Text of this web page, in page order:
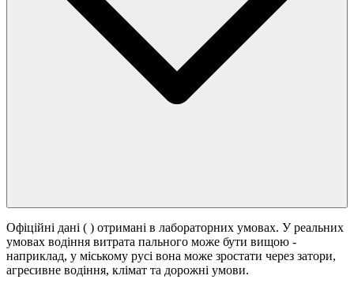
Офіційні дані ( ) отримані в лабораторних умовах. У реальних
умовах водіння витрата пального може бути вищою -
наприклад, у міському русі вона може зростати через затори,
агресивне водіння, клімат та дорожні умови.